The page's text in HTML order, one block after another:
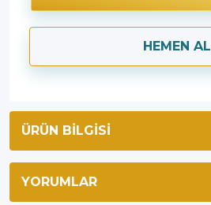
HEMEN AL
ÜRÜN BILGISI
YORUMLAR